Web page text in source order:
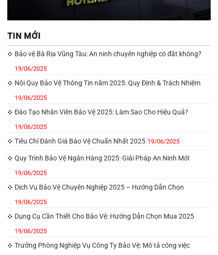
TIN MỚI
Bảo vệ Bà Rịa Vũng Tàu: An ninh chuyên nghiệp có đắt không?
19/06/2025
Nội Quy Bảo Vệ Thông Tin năm 2025: Quy Định & Trách Nhiệm
19/06/2025
Đào Tạo Nhân Viên Bảo Vệ 2025: Làm Sao Cho Hiệu Quả?
19/06/2025
Tiêu Chí Đánh Giá Bảo Vệ Chuẩn Nhất 2025 19/06/2025
Quy Trình Bảo Vệ Ngân Hàng 2025: Giải Pháp An Ninh Mới
19/06/2025
Dịch Vụ Bảo Vệ Chuyên Nghiệp 2025 – Hướng Dẫn Chọn
19/06/2025
Dụng Cụ Cần Thiết Cho Bảo Vệ: Hướng Dẫn Chọn Mua 2025
19/06/2025
Trưởng Phòng Nghiệp Vụ Công Ty Bảo Vệ: Mô tả công việc